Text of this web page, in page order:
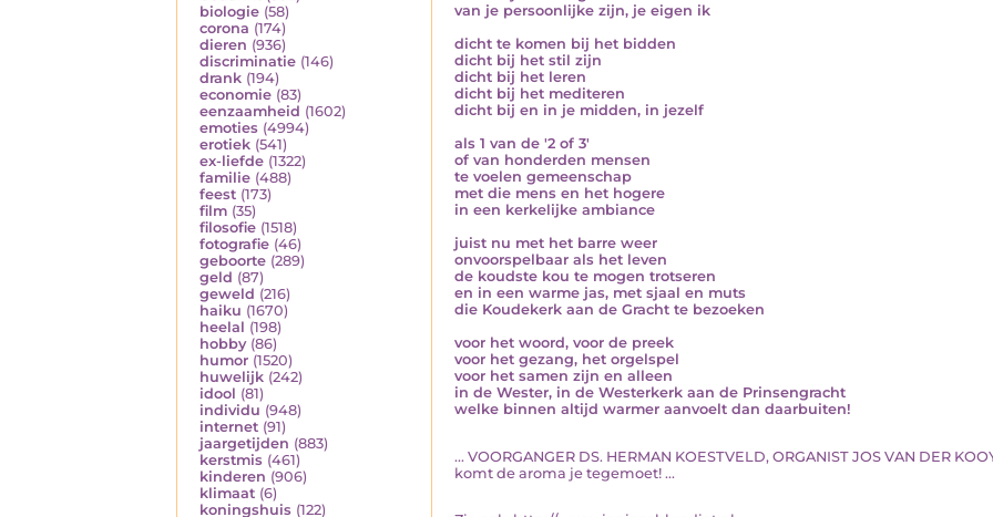
biologie (58)
corona (174)
dieren (936)
discriminatie (146)
drank (194)
economie (83)
eenzaamheid (1602)
emoties (4994)
erotiek (541)
ex-liefde (1322)
familie (488)
feest (173)
film (35)
filosofie (1518)
fotografie (46)
geboorte (289)
geld (87)
geweld (216)
haiku (1670)
heelal (198)
hobby (86)
humor (1520)
huwelijk (242)
idool (81)
individu (948)
internet (91)
jaargetijden (883)
kerstmis (461)
kinderen (906)
klimaat (6)
koningshuis (122)
van je persoonlijke zijn, je eigen ik
dicht te komen bij het bidden
dicht bij het stil zijn
dicht bij het leren
dicht bij het mediteren
dicht bij en in je midden, in jezelf
als 1 van de '2 of 3'
of van honderden mensen
te voelen gemeenschap
met die mens en het hogere
in een kerkelijke ambiance
juist nu met het barre weer
onvoorspelbaar als het leven
de koudste kou te mogen trotseren
en in een warme jas, met sjaal en muts
die Koudekerk aan de Gracht te bezoeken
voor het woord, voor de preek
voor het gezang, het orgelspel
voor het samen zijn en alleen
in de Wester, in de Westerkerk aan de Prinsengracht
welke binnen altijd warmer aanvoelt dan daarbuiten!
... VOORGANGER DS. HERMAN KOESTVELD, ORGANIST JOS VAN DER
komt de aroma je tegemoet! ...